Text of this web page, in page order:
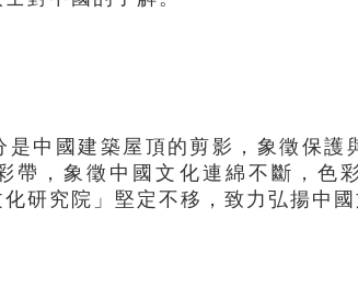
是中國建築屋頂的剪影，象徵保護
帶，象徵中國文化連綿不斷，色
研究院」堅定不移，致力弘揚中國